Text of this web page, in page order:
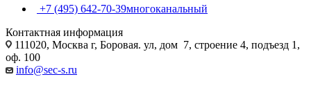
+7 (495) 642-70-39многоканальный
Контактная информация
111020, Москва г, Боровая. ул, дом 7, строение 4, подъезд 1,
оф. 100
info@sec-s.ru